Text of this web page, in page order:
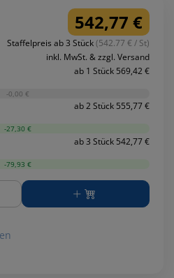
542,77 €
Staffelpreis ab 3 Stück(542.77 € / St)
inkl. MwSt. & zzgl. Versand
ab 1 Stück 569,42 €
-0,00 €
ab 2 Stück 555,77 €
-27,30 €
ab 3 Stück 542,77 €
-79,93 €